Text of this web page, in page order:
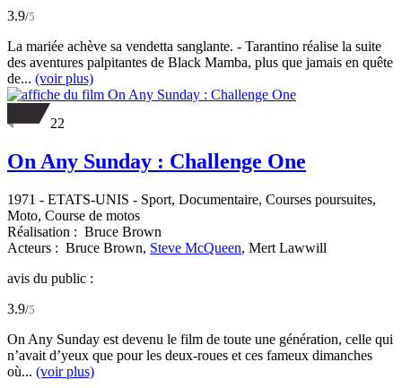
3.9/5
La mariée achève sa vendetta sanglante. - Tarantino réalise la suite
des aventures palpitantes de Black Mamba, plus que jamais en quête
de... (voir plus)
22
On Any Sunday : Challenge One
1971 - ETATS-UNIS - Sport, Documentaire, Courses poursuites,
Moto, Course de motos
Réalisation : Bruce Brown
Acteurs : Bruce Brown, Steve McQueen, Mert Lawwill
avis du public :
3.9/5
On Any Sunday est devenu le film de toute une génération, celle qui
n’avait d’yeux que pour les deux-roues et ces fameux dimanches
où... (voir plus)